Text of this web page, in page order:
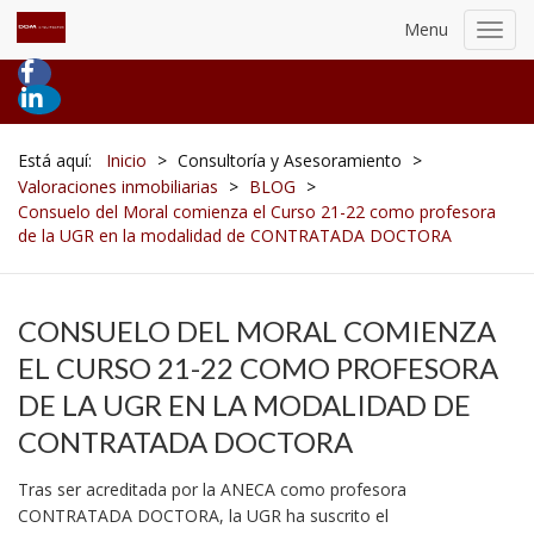
Menu
Está aquí: Inicio > Consultoría y Asesoramiento >
Valoraciones inmobiliarias > BLOG >
Consuelo del Moral comienza el Curso 21-22 como profesora
de la UGR en la modalidad de CONTRATADA DOCTORA
CONSUELO DEL MORAL COMIENZA
EL CURSO 21-22 COMO PROFESORA
DE LA UGR EN LA MODALIDAD DE
CONTRATADA DOCTORA
Tras ser acreditada por la ANECA como profesora
CONTRATADA DOCTORA, la UGR ha suscrito el